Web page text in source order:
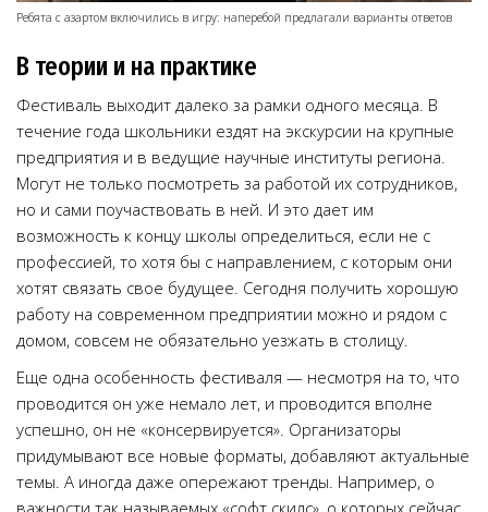
Ребята с азартом включились в игру: наперебой предлагали варианты ответов
В теории и на практике
Фестиваль выходит далеко за рамки одного месяца. В
течение года школьники ездят на экскурсии на крупные
предприятия и в ведущие научные институты региона.
Могут не только посмотреть за работой их сотрудников,
но и сами поучаствовать в ней. И это дает им
возможность к концу школы определиться, если не с
профессией, то хотя бы с направлением, с которым они
хотят связать свое будущее. Сегодня получить хорошую
работу на современном предприятии можно и рядом с
домом, совсем не обязательно уезжать в столицу.
Еще одна особенность фестиваля — несмотря на то, что
проводится он уже немало лет, и проводится вполне
успешно, он не «консервируется». Организаторы
придумывают все новые форматы, добавляют актуальные
темы. А иногда даже опережают тренды. Например, о
важности так называемых «софт скилс», о которых сейчас